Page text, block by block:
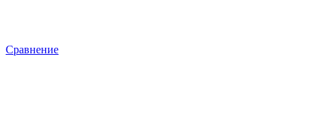
Сравнение